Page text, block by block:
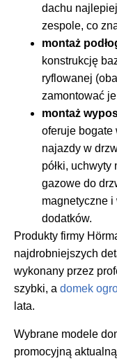
dachu
zespole, co
montaż
konstrukcję
ryflowanej
zamontować
montaż
oferuje bogate
najazdy w
półki,
gazowe do
magnetyczne
dodatków.
Produkty firmy
najdrobniejszych
wykonany przez
szybki, a domek
lata.
Wybrane modele
promocyjną